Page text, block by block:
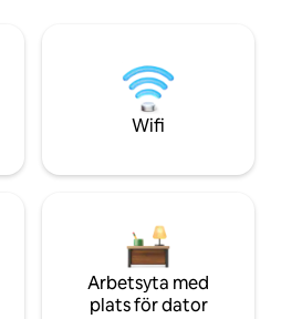
Wifi
Arbetsyta med
plats för dator